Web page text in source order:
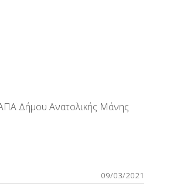
Δήμου Ανατολικής Μάνης
09/03/2021